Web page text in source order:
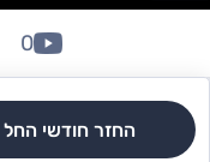
החזר חודשי
0